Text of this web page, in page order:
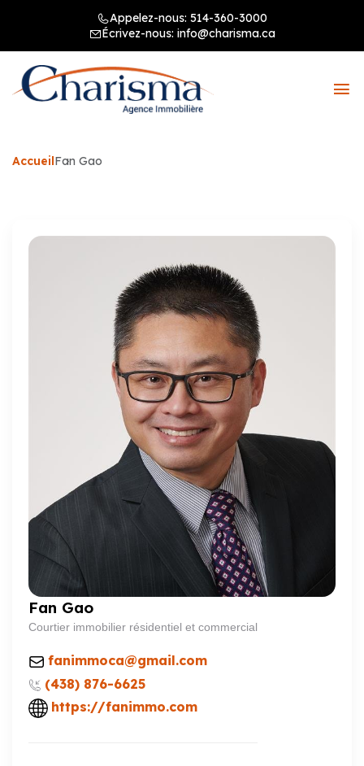
Appelez-nous: 514-360-3000
Écrivez-nous: info@charisma.ca
AccueilFan Gao
Fan Gao
Courtier immobilier résidentiel et commercial
fanimmoca@gmail.com
(438) 876-6625
https://fanimmo.com